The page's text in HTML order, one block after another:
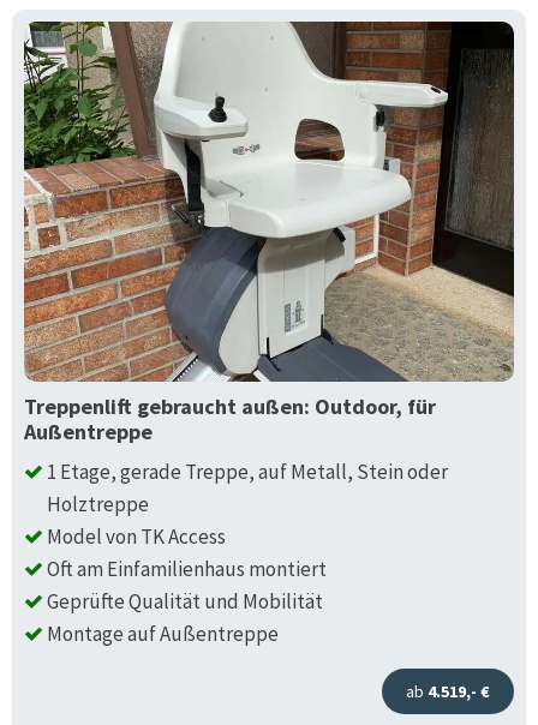
Treppenlift gebraucht außen: Outdoor, für
Außentreppe
1 Etage, gerade Treppe, auf Metall, Stein oder
Holztreppe
Model von TK Access
Oft am Einfamilienhaus montiert
Geprüfte Qualität und Mobilität
Montage auf Außentreppe
ab 4.519,- €